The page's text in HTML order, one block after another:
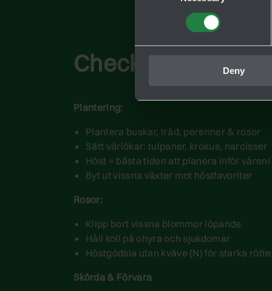
Deny
Checklista:
Plantering:
Plantera buskar, träd, perenner & rosor
Sätt vårlökar: tulpaner, krokus, narcisser
Höst = bästa tiden att planera inför våren!
Byt ut vissna växter mot höstfavoriter
Rosor:
Klipp bort vissna blommor löpande
Håll koll på ohyra och sjukdomar
Höstgödsla utan kväve (N) för starka
Skörda & Förvara